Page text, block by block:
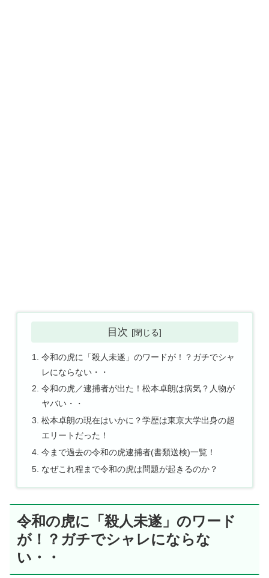
目次
令和の虎に「殺人未遂」のワードが！？ガチでシャ
レにならない・・
令和の虎／逮捕者が出た！松本卓朗は病気？人物が
ヤバい・・
松本卓朗の現在はいかに？学歴は東京大学出身の超
エリートだった！
今まで過去の令和の虎逮捕者(書類送検)一覧！
なぜこれ程まで令和の虎は問題が起きるのか？
令和の虎に「殺人未遂」のワード
が！？ガチでシャレにならな
い・・